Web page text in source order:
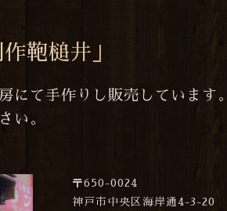
鞄槌井」
にて手作りし販売しています。
い。
〒650-0024
神戸市中央区海岸通4-3-20